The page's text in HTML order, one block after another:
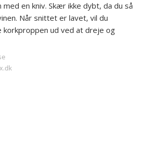
en kniv. Skær ikke dybt, da du så
Når snittet er lavet, vil du
ud ved at dreje og